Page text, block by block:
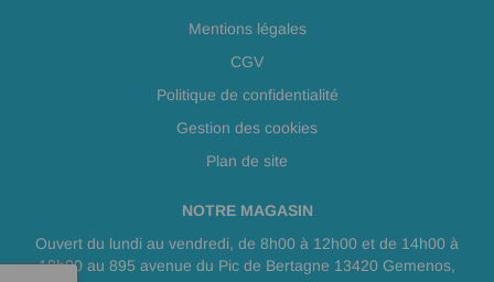
Mentions légales
CGV
Politique de confidentialité
Gestion des cookies
Plan de site
NOTRE MAGASIN
Ouvert du lundi au vendredi, de 8h00 à 12h00 et de 14h00 à
18h00 au 895 avenue du Pic de Bertagne 13420 Gemenos,